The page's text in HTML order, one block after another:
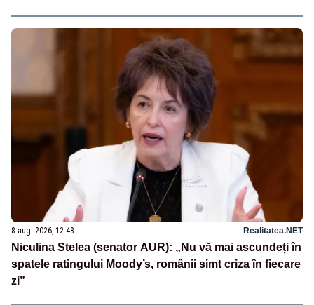
8 aug. 2026, 12:48 Realitatea.NET
Niculina Stelea (senator AUR): „Nu vă mai ascundeți în
spatele ratingului Moody’s, românii simt criza în fiecare
zi”